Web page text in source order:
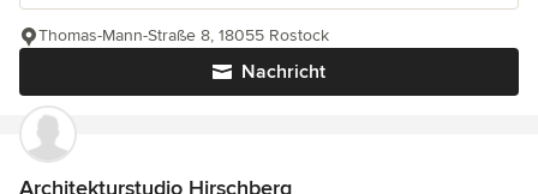
Nachricht
Thomas-Mann-Straße 8, 18055 Rostock
Architekturstudio Hirschberg